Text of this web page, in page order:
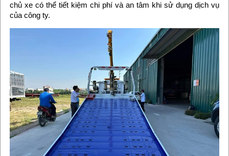
chủ xe có thể tiết kiệm chi phí và an tâm khi sử dụng dịch vụ
của công ty.